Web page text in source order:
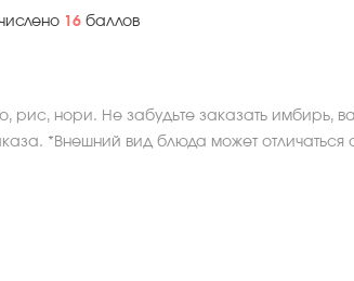
16 баллов
рис, нори. Не забудьте заказать имбирь,
*Внешний вид блюда может отличаться